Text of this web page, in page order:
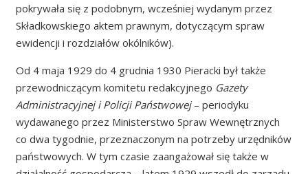
pokrywała się z podobnym, wcześniej wydanym przez
Składkowskiego aktem prawnym, dotyczącym spraw
ewidencji i rozdziałów okólników).
Od 4 maja 1929 do 4 grudnia 1930 Pieracki był także
przewodniczącym komitetu redakcyjnego Gazety
Administracyjnej i Policji Państwowej– periodyku
wydawanego przez Ministerstwo Spraw Wewnętrznych
co dwa tygodnie, przeznaczonym na potrzeby urzędników
państwowych. W tym czasie zaangażował się także w